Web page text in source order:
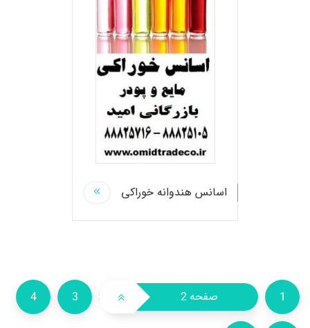
اسانس هندوانه خوراکی
1
2
3
4